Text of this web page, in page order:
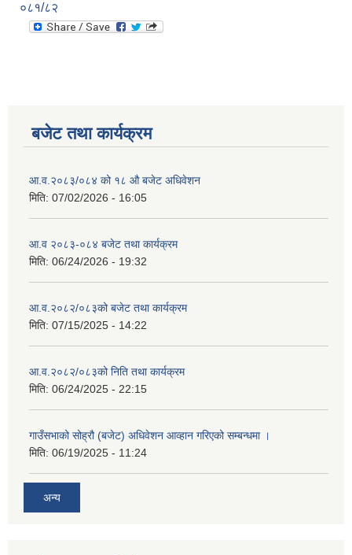
०८१/८२
बजेट तथा कार्यक्रम
आ.व.२०८३/०८४ को १८ ‍औ बजेट अधिवेशन
मिति: 07/02/2026 - 16:05
आ.व २०८३-०८४ बजेट तथा कार्यक्रम
मिति: 06/24/2026 - 19:32
आ.व.२०८२/०८३को बजेट तथा कार्यक्रम
मिति: 07/15/2025 - 14:22
आ.व.२०८२/०८३को निति तथा कार्यक्रम
मिति: 06/24/2025 - 22:15
गाउँसभाको सोह्रौ (बजेट) अधिवेशन आव्हान गरिएको सम्बन्धमा ।
मिति: 06/19/2025 - 11:24
अन्य